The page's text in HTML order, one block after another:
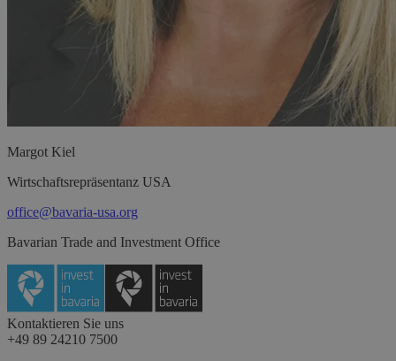
Margot Kiel
Wirtschaftsrepräsentanz USA
office@bavaria-usa.org
Bavarian Trade and Investment Office
Kontaktieren Sie uns
+49 89 24210 7500